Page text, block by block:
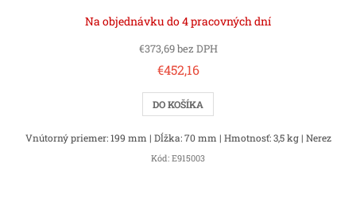
Na objednávku do 4 pracovných dní
€373,69 bez DPH
€452,16
DO KOŠÍKA
Vnútorný priemer: 199 mm | Dĺžka: 70 mm | Hmotnosť: 3,5 kg | Nerez
Kód: E915003